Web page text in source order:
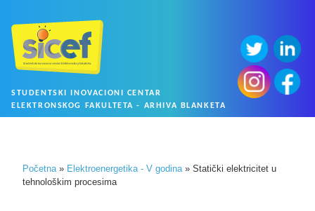
STUDENTSKI INOVACIONI CENTAR
ELEKTRONSKOG FAKULTETA - ARHIVA BLANKETA
Početna » Elektroenergetika - V godina » Statički elektricitet u
tehnološkim procesima